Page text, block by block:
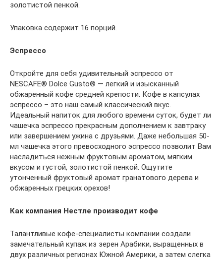
золотистой пенкой.
Упаковка содержит 16 порций.
Эспрессо
Откройте для себя удивительный эспрессо от
NESCAFE® Dolce Gusto® — легкий и изысканный
обжаренный кофе средней крепости. Кофе в капсулах
эспрессо – это наш самый классический вкус.
Идеальный напиток для любого времени суток, будет ли
чашечка эспрессо прекрасным дополнением к завтраку
или завершением ужина с друзьями. Даже небольшая 50-
мл чашечка этого превосходного эспрессо позволит Вам
насладиться нежным фруктовым ароматом, мягким
вкусом и густой, золотистой пенкой. Ощутите
утонченный фруктовый аромат гранатового дерева и
обжаренных грецких орехов!
Как компания Нестле производит кофе
Талантливые кофе-специалисты компании создали
замечательный купаж из зерен Арабики, выращенных в
двух различных регионах Южной Америки, а затем слегка